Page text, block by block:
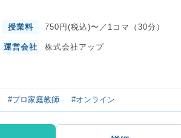
授業料 750円(税込)〜／1コマ（30分）
運営会社 株式会社アップ
#プロ家庭教師 #オンライン